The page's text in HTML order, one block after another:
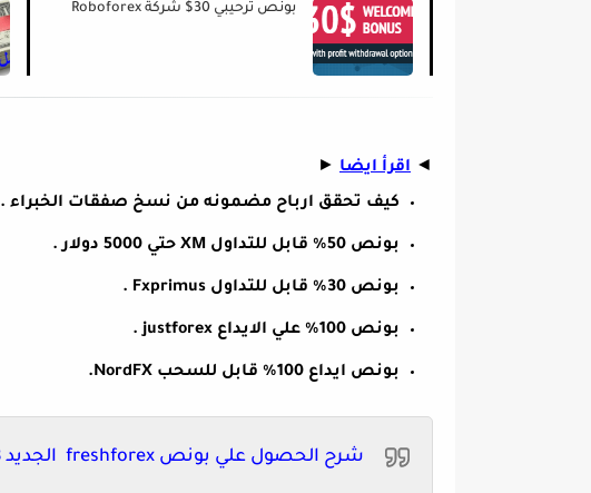
بونص ترحيبي 30$ شركة Roboforex
◄ اقرأ ايضا ►
كيف تحقق ارباح مضمونه من نسخ صفقات الخبراء .
بونص 50% قابل للتداول XM حتي 5000 دولار .
بونص 30% قابل للتداول Fxprimus .
بونص 100% علي الايداع justforex .
بونص ايداع 100% قابل للسحب NordFX .
شرح الحصول علي بونص freshforex الجديد 2018 دولار